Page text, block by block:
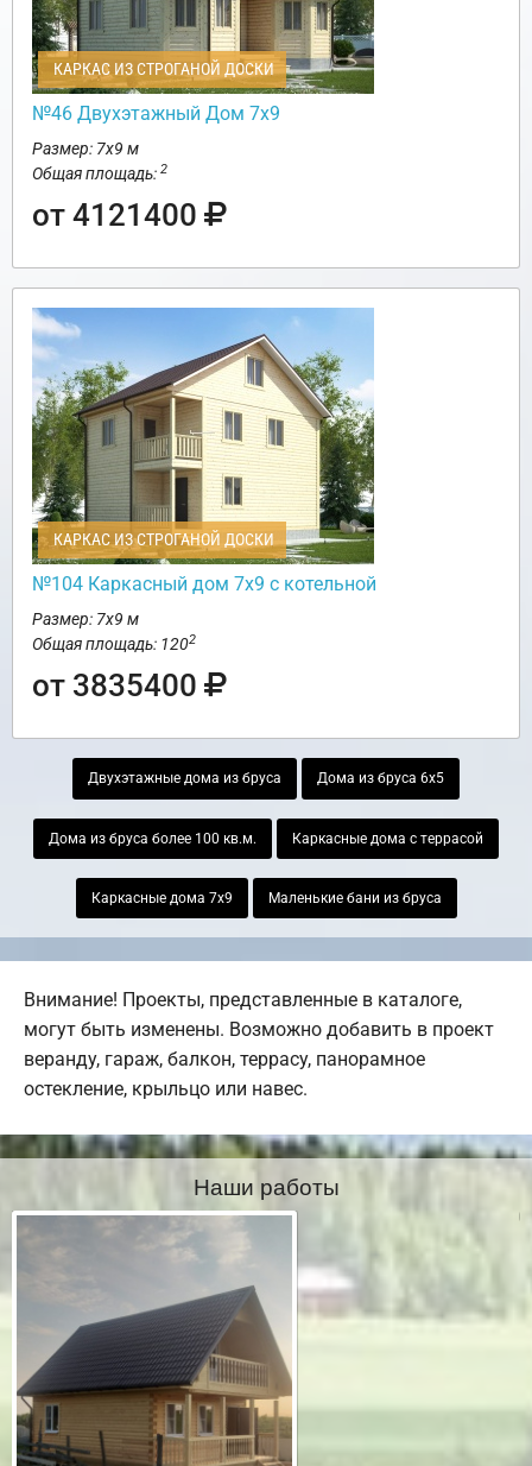
КАРКАС ИЗ СТРОГАНОЙ ДОСКИ
№46 Двухэтажный Дом 7х9
Размер: 7х9 м
Общая площадь: 2
от 4121400
КАРКАС ИЗ СТРОГАНОЙ ДОСКИ
№104 Каркасный дом 7х9 с котельной
Размер: 7х9 м
Общая площадь: 1202
от 3835400
Двухэтажные дома из бруса Дома из бруса 6х5
Дома из бруса более 100 кв.м. Каркасные дома с террасой
Каркасные дома 7х9 Маленькие бани из бруса
Внимание! Проекты, представленные в каталоге,
могут быть изменены. Возможно добавить в проект
веранду, гараж, балкон, террасу, панорамное
остекление, крыльцо или навес.
Наши работы